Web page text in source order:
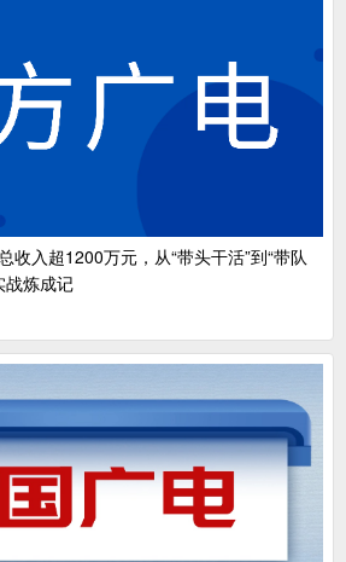
收入超1200万元，从“带头干活”到“带队
战炼成记